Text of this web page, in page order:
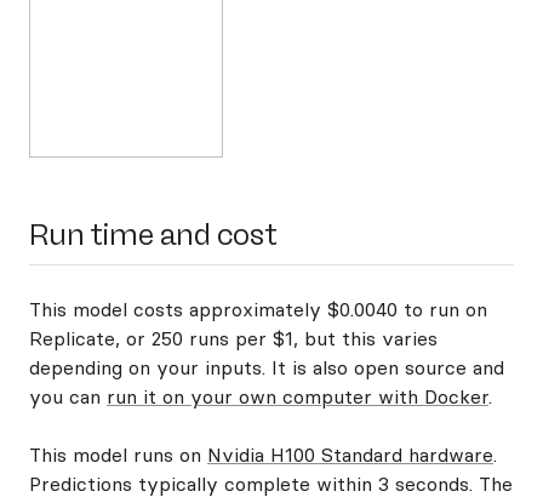
Run time and cost
This model costs approximately $0.0040 to run on
Replicate, or 250 runs per $1, but this varies
depending on your inputs. It is also open source and
you can run it on your own computer with Docker.
This model runs on Nvidia H100 Standard hardware.
Predictions typically complete within 3 seconds. The